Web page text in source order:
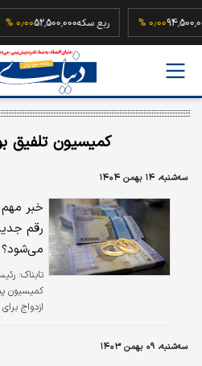
94,500,000 ۰٫۰۰ % ربع سکه52,500,000 ۰٫۰۰ %
کمیسیون تلفیق
سه‌شنبه، ۱۴ بهمن ۱۴۰۴
خبر مهم
می‌شود؟
تابناک:
سه‌شنبه، ۰۹ بهمن ۱۴۰۳